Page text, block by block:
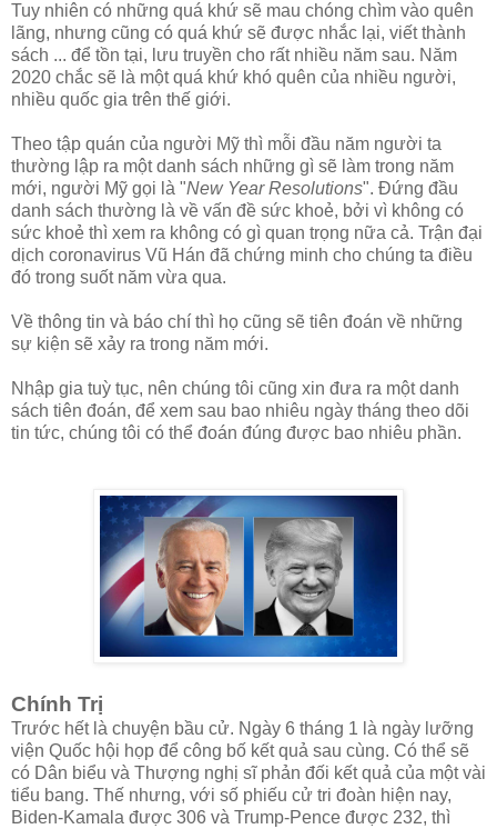
Tuy nhiên có những quá khứ sẽ mau chóng chìm vào quên
lãng, nhưng cũng có quá khứ sẽ được nhắc lại, viết thành
sách ... để tồn tại, lưu truyền cho rất nhiều năm sau. Năm
2020 chắc sẽ là một quá khứ khó quên của nhiều người,
nhiều quốc gia trên thế giới.
Theo tập quán của người Mỹ thì mỗi đầu năm người ta
thường lập ra một danh sách những gì sẽ làm trong năm
mới, người Mỹ gọi là "New Year Resolutions". Đứng đầu
danh sách thường là về vấn đề sức khoẻ, bởi vì không có
sức khoẻ thì xem ra không có gì quan trọng nữa cả. Trận đại
dịch coronavirus Vũ Hán đã chứng minh cho chúng ta điều
đó trong suốt năm vừa qua.
Về thông tin và báo chí thì họ cũng sẽ tiên đoán về những
sự kiện sẽ xảy ra trong năm mới.
Nhập gia tuỳ tục, nên chúng tôi cũng xin đưa ra một danh
sách tiên đoán, để xem sau bao nhiêu ngày tháng theo dõi
tin tức, chúng tôi có thể đoán đúng được bao nhiêu phần.
Chính Trị
Trước hết là chuyện bầu cử. Ngày 6 tháng 1 là ngày lưỡng
viện Quốc hội họp để công bố kết quả sau cùng. Có thể sẽ
có Dân biểu và Thượng nghị sĩ phản đối kết quả của một vài
tiểu bang. Thế nhưng, với số phiếu cử tri đoàn hiện nay,
Biden-Kamala được 306 và Trump-Pence được 232, thì